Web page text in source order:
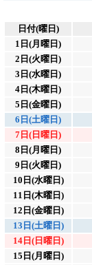
日付(曜日)
1日(月曜日)
2日(火曜日)
3日(水曜日)
4日(木曜日)
5日(金曜日)
6日(土曜日)
7日(日曜日)
8日(月曜日)
9日(火曜日)
10日(水曜日)
11日(木曜日)
12日(金曜日)
13日(土曜日)
14日(日曜日)
15日(月曜日)